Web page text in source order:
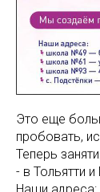
Это еще
пробовать,
Теперь
- в Тольятти и